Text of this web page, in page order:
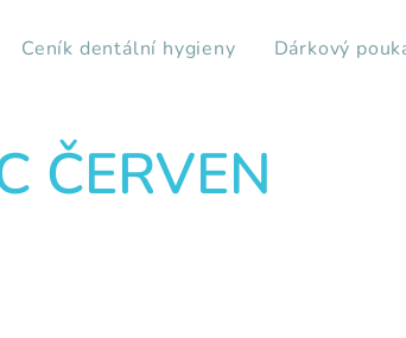
Ceník dentální hygieny Dárkový
ČERVEN